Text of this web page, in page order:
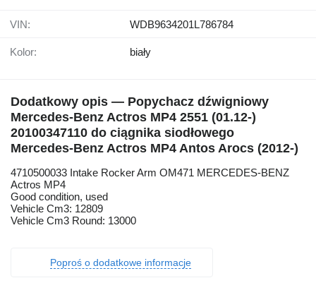
VIN: WDB9634201L786784
Kolor: biały
Dodatkowy opis — Popychacz dźwigniowy
Mercedes-Benz Actros MP4 2551 (01.12-)
20100347110 do ciągnika siodłowego
Mercedes-Benz Actros MP4 Antos Arocs (2012-)
4710500033 Intake Rocker Arm OM471 MERCEDES-BENZ
Actros MP4
Good condition, used
Vehicle Cm3: 12809
Vehicle Cm3 Round: 13000
Poproś o dodatkowe informacje